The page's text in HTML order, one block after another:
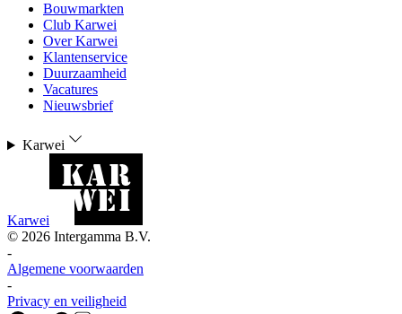
Bouwmarkten
Club Karwei
Over Karwei
Klantenservice
Duurzaamheid
Vacatures
Nieuwsbrief
Karwei
Karwei
© 2026 Intergamma B.V.
-
Algemene voorwaarden
-
Privacy en veiligheid